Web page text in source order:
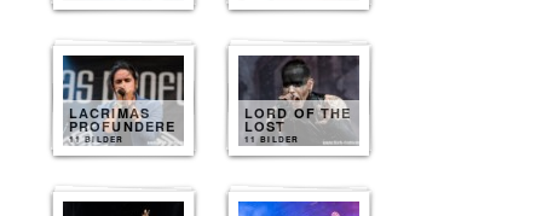
LACRIMAS
PROFUNDERE
11 BILDER
LORD OF THE
LOST
11 BILDER